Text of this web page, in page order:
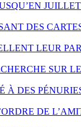
JUILLET
DES
LEUR
SUR
À DES
DE